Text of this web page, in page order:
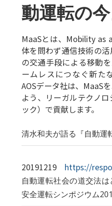
動運転の
MaaSとは、Mobility as
体を問わず通信技術の
の交通手段による移動
ームレスにつなぐ新た
AOSデータ社は、MaaS
よう、リーガルテクノ
ック）で貢献します。
清水和夫が語る『自動運
20191219 https://
自動運転社会の道交法
安全運転シンポジウム